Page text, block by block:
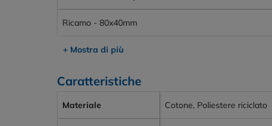
Ricamo - 80x40mm
+ Mostra di più
Caratteristiche
Materiale Cotone, Poliestere riciclato